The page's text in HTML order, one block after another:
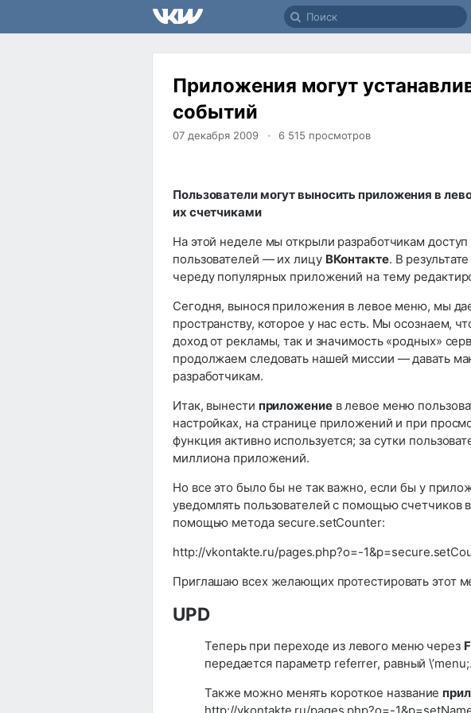
Приложения могут
событий
07 декабря 2009 6 515 просмотров
Пользователи могут выносить приложения в
их счетчиками
На этой неделе мы открыли разработчикам
пользователей — их лицу ВКонтакте. В
череду популярных приложений на тему
Сегодня, вынося приложения в левое меню, мы
пространству, которое у нас есть. Мы осознаем,
доход от рекламы, так и значимость «родных»
продолжаем следовать нашей миссии — давать
разработчикам.
Итак, вынести приложениев левое меню
настройках, на странице приложений и при
функция активно используется; за сутки
миллиона приложений.
Но все это было бы не так важно, если бы у
уведомлять пользователей с помощью счетчиков
помощью метода secure.setCounter:
http://vkontakte.ru/pages.php?o=-
Приглашаю всех желающих протестировать этот
UPD
Теперь при переходе из левого меню через
передается параметр referrer, равный \’menu;.
Также можно менять короткое название